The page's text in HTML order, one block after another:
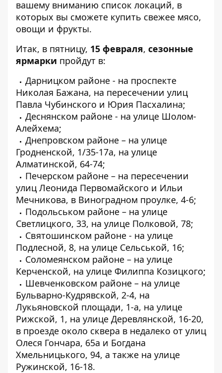
вашему вниманию список локаций, в
которых вы сможете купить свежее мясо,
овощи и фрукты.
Итак, в пятницу, 15 февраля, сезонные
ярмарки пройдут в:
Дарницком районе - на проспекте
Николая Бажана, на пересечении улиц
Павла Чубинского и Юрия Пасхалина;
Деснянском районе - на улице Шолом-
Алейхема;
Днепровском районе – на улице
Гродненской, 1/35-17а, на улице
Алматинской, 64-74;
Печерском районе – на пересечении
улиц Леонида Первомайского и Ильи
Мечникова, в Виноградном проулке, 4-6;
Подольськом районе – на улице
Светлицкого, 33, на улице Полковой, 78;
Святошинском районе - на улице
Подлесной, 8, на улице Сельськой, 16;
Соломеянском районе – на улице
Керченской, на улице Филиппа Козицкого;
Шевченковском районе – на улице
Бульварно-Кудрявской, 2-4, на
Лукьяновской площади, 1-а, на улице
Рижской, 1, на улице Деревлянской, 16-20,
в проезде около сквера в недалеко от улиц
Олеся Гончара, 65а и Богдана
Хмельницького, 94, а также на улице
Ружинской, 16-18.